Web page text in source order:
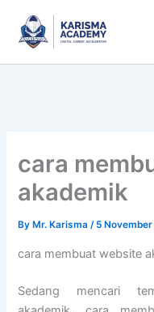
content
cara
akademik
By Mr. Karisma/ 5
cara membuat website
Sedang mencari